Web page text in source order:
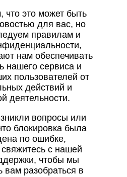
это может быть
для вас, но
правилам и
нам обеспечивать
нашего сервиса и
пользователей от
действий и
деятельности.
вопросы или
блокировка была
по ошибке,
с нашей
чтобы мы
вам разобраться в